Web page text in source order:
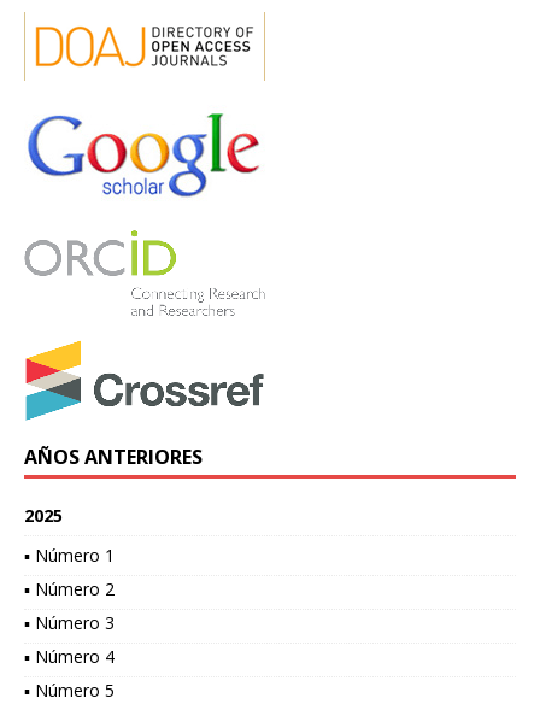
AÑOS ANTERIORES
2025
▪ Número 1
▪ Número 2
▪ Número 3
▪ Número 4
▪ Número 5